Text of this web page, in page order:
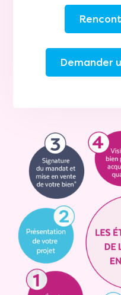
Demander